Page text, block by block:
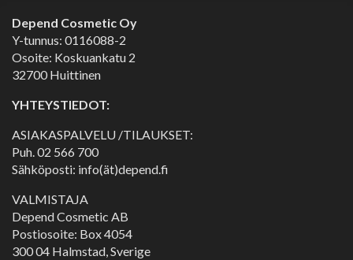
Depend Cosmetic Oy
Y-tunnus: 0116088-2
Osoite: Koskuankatu 2
32700 Huittinen
YHTEYSTIEDOT:
ASIAKASPALVELU /TILAUKSET:
Puh.02 566 700
Sähköposti: info(ät)depend.fi
VALMISTAJA
Depend Cosmetic AB
Postiosoite: Box 4054
300 04 Halmstad, Sverige